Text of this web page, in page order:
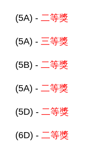
(5A) - 二等獎
(5A) - 三等獎
(5B) - 二等獎
(5A) - 二等獎
(5D) - 二等獎
(6D) - 二等獎